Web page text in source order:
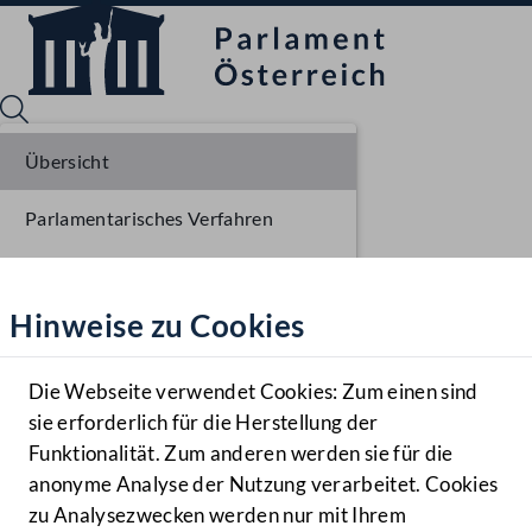
Hilfe
Benutzer
Navigationsmenü öffnen
MENÜ
Hinweise zu Cookies
Die Webseite verwendet Cookies: Zum einen sind
sie erforderlich für die Herstellung der
Funktionalität. Zum anderen werden sie für die
anonyme Analyse der Nutzung verarbeitet. Cookies
zu Analysezwecken werden nur mit Ihrem
Übersicht
Parlamentarisches Verfahren
Ausschussberatungen NR
Plenarberatungen NR